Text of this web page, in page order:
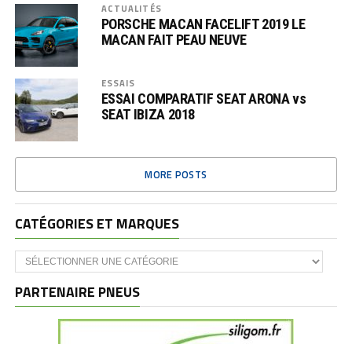
ACTUALITÉS
PORSCHE MACAN FACELIFT 2019 LE
MACAN FAIT PEAU NEUVE
ESSAIS
ESSAI COMPARATIF SEAT ARONA vs
SEAT IBIZA 2018
MORE POSTS
CATÉGORIES ET MARQUES
Catégories
et
PARTENAIRE PNEUS